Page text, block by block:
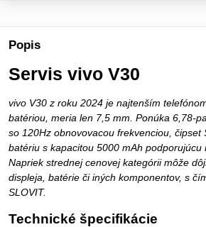
Popis
Servis vivo V30
vivo V30 z roku 2024 je najtenším
batériou, meria len 7,5 mm. Ponúka 6,78-
so 120Hz obnovovacou frekvenciou, čipset
batériu s kapacitou 5000 mAh podporujúcu
Napriek strednej cenovej kategórii môže
displeja, batérie či iných komponentov, s
SLOVIT.
Technické špecifikácie